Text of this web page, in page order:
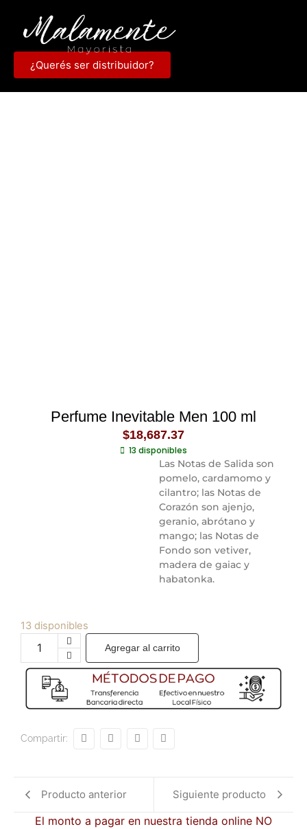
¿Querés ser distribuidor?
Perfume Inevitable Men 100 ml
$18,687.37
13 disponibles
Las Notas de Salida son
pomelo, cardamomo y
cilantro; las Notas de
Corazón son ajenjo,
geranio, abrótano y
mango; las Notas de
Fondo son vetiver,
madera de gaiac y
habatonka.
13 disponibles
Agregar al carrito
Compartir:
Producto anterior Siguiente producto
El monto a pagar en nuestra tienda online NO